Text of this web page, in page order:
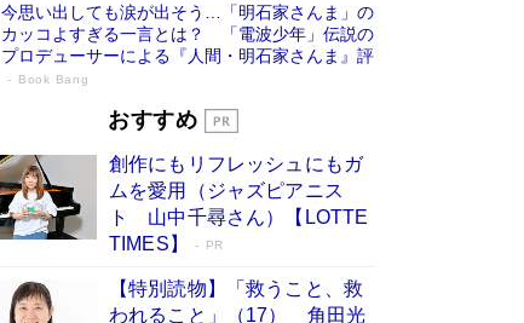
今思い出しても涙が出そう…「明石家さんま」の
カッコよすぎる一言とは？ 「電波少年」伝説の
プロデューサーによる『人間・明石家さんま』評
Book Bang
「叱って伸びるやつは、褒めたらもっと伸
た“人を育てるコツ”…芸への考え方を明か
す
Book Bang
「『火垂るの墓』は、大嘘である」原作者が抱き
続けた“自責の念”とは…「自己憐憫は描きたくな
い」監督が徹底的にこだわったこと（後編） #
戦争の記憶
Book Bang
おすすめ
創作にもリフレッシュにもガ
ムを愛用（ジャズピアニス
ト 山中千尋さん）【LOTTE
TIMES】
PR
【特別読物】「救うこと、救
われること」（17） 角田光